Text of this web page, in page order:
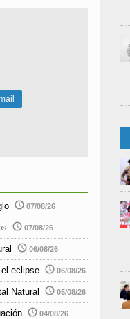
07/08/26
07/08/26
06/08/26
eclipse 06/08/26
Natural 05/08/26
04/08/26